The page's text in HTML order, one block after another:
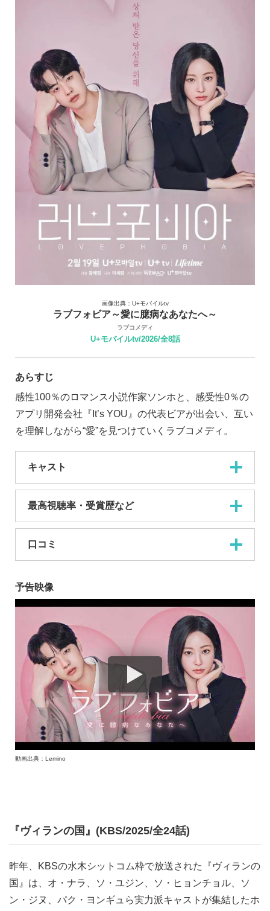
画像出典：U+モバイルtv
ラブフォビア～愛に臆病なあなたへ～
ラブコメディ
U+モバイルtv/2026/全8話
あらすじ
感性100％のロマンス小説作家ソンホと、感受性0％の
アプリ開発会社『It’s YOU』の代表ビアが出会い、互い
を理解しながら“愛”を見つけていくラブコメディ。
キャスト
最高視聴率・受賞歴など
口コミ
予告映像
動画出典：Lemino
『ヴィランの国』(KBS/2025/全24話)
昨年、KBSの水木シットコム枠で放送された『ヴィランの
国』は、オ・ナラ、ソ・ユジン、ソ・ヒョンチョル、ソ
ン・ジヌ、パク・ヨンギュら実力派キャストが集結したホ